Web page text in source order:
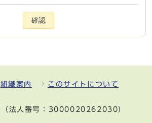
確認
組織案内 このサイトについて
（法人番号：3000020262030）